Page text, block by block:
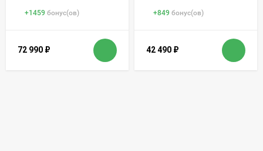
+1459 бонус(ов)
72 990 ₽
+849 бонус(ов)
42 490 ₽